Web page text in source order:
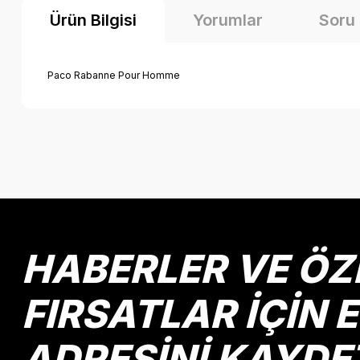
Ürün Bilgisi Yorumlar Soru
Paco Rabanne Pour Homme
Ürün resmi kalitesiz, bozuk veya görüntülenemiyor.
Ürün fiyatı diğer sitelerden daha pahalı.
HABERLER VE
FIRSATLAR İÇİN